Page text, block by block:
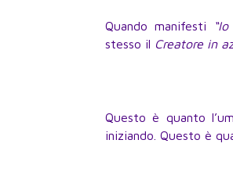
Quando manifesti
stesso il Creatore in
Questo è quanto
iniziando. Questo è